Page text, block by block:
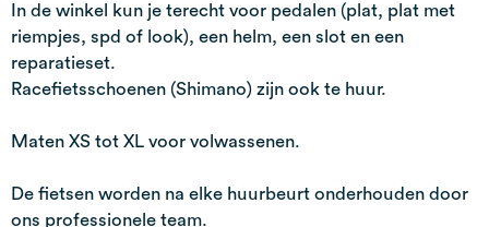
In de winkel kun je terecht voor pedalen (plat, plat met
riempjes, spd of look), een helm, een slot en een
reparatieset.
Racefietsschoenen (Shimano) zijn ook te huur.
Maten XS tot XL voor volwassenen.
De fietsen worden na elke huurbeurt onderhouden door
ons professionele team.